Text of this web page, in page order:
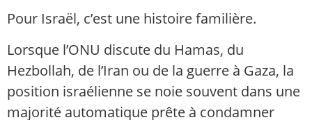
Pour Israël, c’est une histoire familière.
Lorsque l’ONU discute du Hamas, du
Hezbollah, de l’Iran ou de la guerre à Gaza, la
position israélienne se noie souvent dans une
majorité automatique prête à condamner